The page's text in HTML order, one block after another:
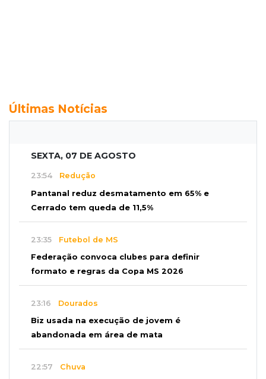
Últimas Notícias
SEXTA, 07 DE AGOSTO
23:54 Redução
Pantanal reduz desmatamento em 65% e
Cerrado tem queda de 11,5%
23:35 Futebol de MS
Federação convoca clubes para definir
formato e regras da Copa MS 2026
23:16 Dourados
Biz usada na execução de jovem é
abandonada em área de mata
22:57 Chuva